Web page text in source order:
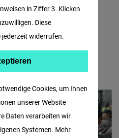
Eastern Africa
Cookies, um Ihnen
unserer Website
Daten verarbeiten wir
Systemen. Mehr
in Ziffer 3. Klicken
Diese
jederzeit widerrufen.